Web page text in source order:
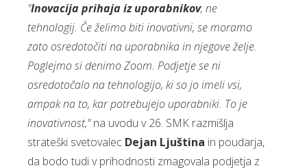
"Inovacija prihaja iz uporabnikov, ne
tehnologij. Če želimo biti inovativni, se moramo
zato osredotočiti na uporabnika in njegove želje.
Poglejmo si denimo Zoom. Podjetje se ni
osredotočalo na tehnologijo, ki so jo imeli vsi,
ampak na to, kar potrebujejo uporabniki. To je
inovativnost,"na uvodu v 26. SMK razmišlja
strateški svetovalec Dejan Ljuština in poudarja,
da bodo tudi v prihodnosti zmagovala podjetja z